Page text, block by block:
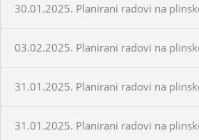
30.01.2025. Planirani radovi na
03.02.2025. Planirani radovi na
31.01.2025. Planirani radovi na
31.01.2025. Planirani radovi na